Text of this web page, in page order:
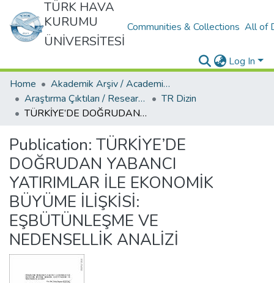
TÜRK HAVA
KURUMU
ÜNİVERSİTESİ
Communities & Collections All of
Log In
Home
Akademik Arşiv / Academic Archive
Araştırma Çıktıları / Research Outcomes
TR Dizin
TÜRKİYE’DE DOĞRUDAN YABANCI YATIRIMLAR İLE EKONOMİK BÜYÜME İLİŞKİSİ: EŞBÜTÜNLEŞME VE NEDENSELLİK ANALİZİ
Publication: TÜRKİYE’DE
DOĞRUDAN YABANCI
YATIRIMLAR İLE EKONOMİK
BÜYÜME İLİŞKİSİ:
EŞBÜTÜNLEŞME VE
NEDENSELLİK ANALİZİ